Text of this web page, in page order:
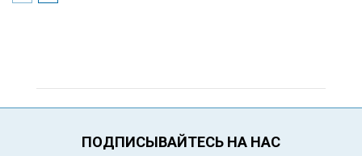
ПОДПИСЫВАЙТЕСЬ НА НАС